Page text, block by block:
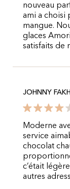
nouveau
ami a choisi
mangue.
glaces
satisfaits de
JOHNNY
Moderne
service
chocolat
c’était
autres